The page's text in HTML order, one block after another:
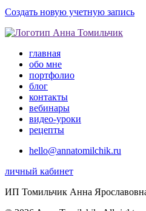
Создать новую учетную запись
главная
обо мне
портфолио
блог
контакты
вебинары
видео-уроки
рецепты
hello@annatomilchik.ru
личный кабинет
ИП Томильчик Анна